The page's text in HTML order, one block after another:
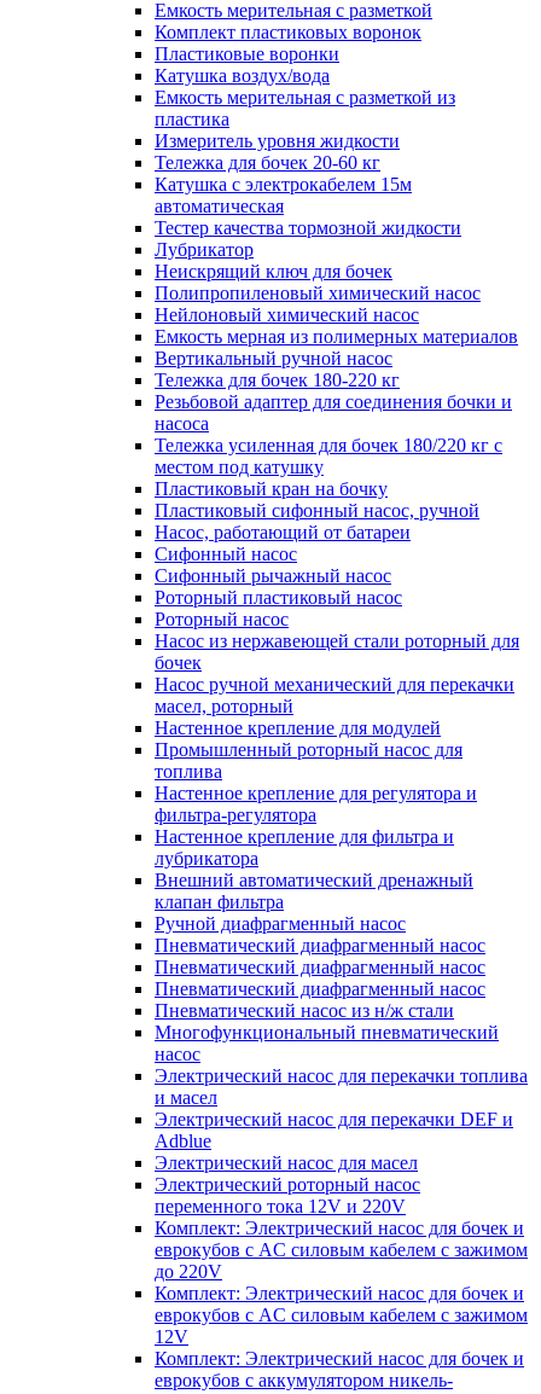
Емкость мерительная с разметкой
Комплект пластиковых воронок
Пластиковые воронки
Катушка воздух/вода
Емкость мерительная с разметкой из
пластика
Измеритель уровня жидкости
Тележка для бочек 20-60 кг
Катушка с электрокабелем 15м
автоматическая
Тестер качества тормозной жидкости
Лубрикатор
Неискрящий ключ для бочек
Полипропиленовый химический насос
Нейлоновый химический насос
Емкость мерная из полимерных материалов
Вертикальный ручной насос
Тележка для бочек 180-220 кг
Резьбовой адаптер для соединения бочки и
насоса
Тележка усиленная для бочек 180/220 кг с
местом под катушку
Пластиковый кран на бочку
Пластиковый сифонный насос, ручной
Насос, работающий от батареи
Сифонный насос
Сифонный рычажный насос
Роторный пластиковый насос
Роторный насос
Насос из нержавеющей стали роторный для
бочек
Насос ручной механический для перекачки
масел, роторный
Настенное крепление для модулей
Промышленный роторный насос для
топлива
Настенное крепление для регулятора и
фильтра-регулятора
Настенное крепление для фильтра и
лубрикатора
Внешний автоматический дренажный
клапан фильтра
Ручной диафрагменный насос
Пневматический диафрагменный насос
Пневматический диафрагменный насос
Пневматический диафрагменный насос
Пневматический насос из н/ж стали
Многофункциональный пневматический
насос
Электрический насос для перекачки топлива
и масел
Электрический насос для перекачки DEF и
Adblue
Электрический насос для масел
Электрический роторный насос
переменного тока 12V и 220V
Комплект: Электрический насос для бочек и
еврокубов с AC силовым кабелем с зажимом
до 220V
Комплект: Электрический насос для бочек и
еврокубов с AC силовым кабелем с зажимом
12V
Комплект: Электрический насос для бочек и
еврокубов с аккумулятором никель-